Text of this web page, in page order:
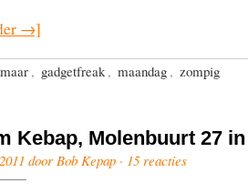
→]
, gadgetfreak , maandag , zompig
Kebap, Molenbuurt 27
door Bob Kepap · 15 reacties